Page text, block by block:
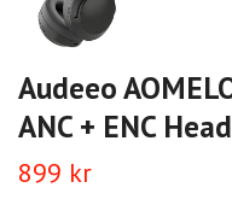
Audeeo
ANC + ENC
899 kr